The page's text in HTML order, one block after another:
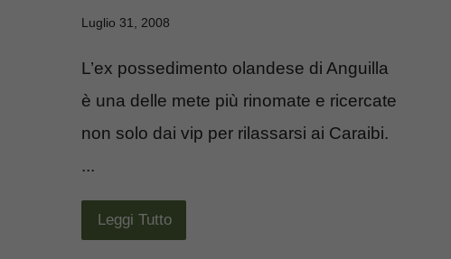
Luglio 31, 2008
L’ex possedimento olandese di Anguilla
è una delle mete più rinomate e ricercate
non solo dai vip per rilassarsi ai Caraibi.
...
Leggi Tutto